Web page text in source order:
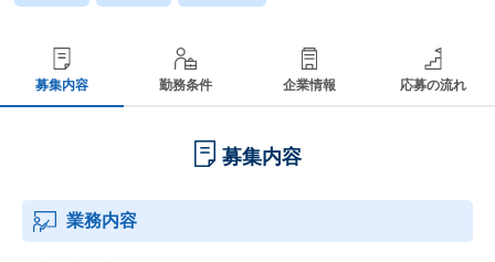
募集内容 勤務条件 企業情報 応募の流れ
募集内容
業務内容